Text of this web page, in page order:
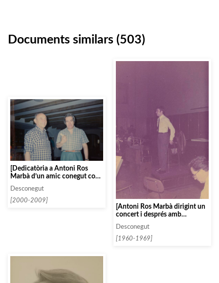
Documents similars (503)
[Dedicatòria a Antoni Ros
Marbà d’un amic conegut com
a Mabel]
Desconegut
[2000-2009]
[Antoni Ros Marbà dirigint un
concert i després amb
companyia d’amics]
Desconegut
[1960-1969]